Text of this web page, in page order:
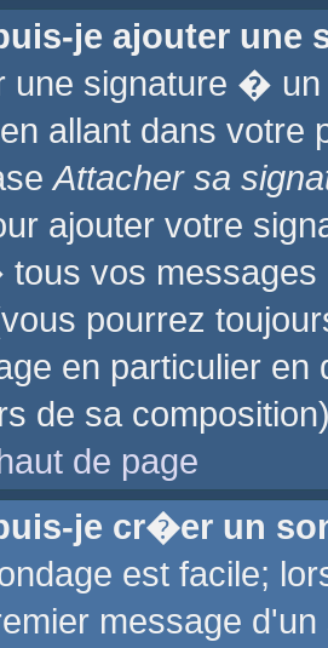
je ajouter une
une signature �
allant dans
Attacher sa
ajouter votre
vos
pourrez
en particulier
de sa
de page
je cr�er un
est facile;
message